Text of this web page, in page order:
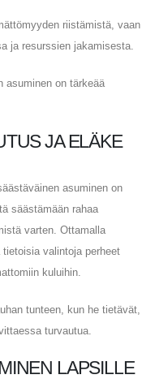
riistämistä, vaan
ja resurssien jakamisesta.
asuminen on tärkeää
JA ELÄKE
asuminen on
säästämään rahaa
varten. Ottamalla
valintoja perheet
kuluihin.
tunteen, kun he tietävät,
turvautua.
LAPSILLE